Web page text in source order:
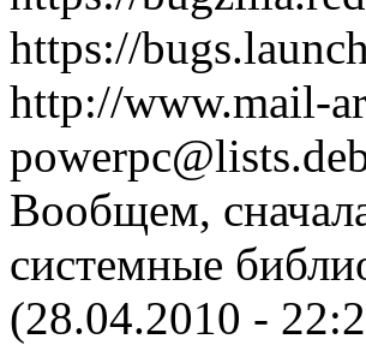
https://
http://www.mail-
Вообщем,
системные
(28.04.2010 -